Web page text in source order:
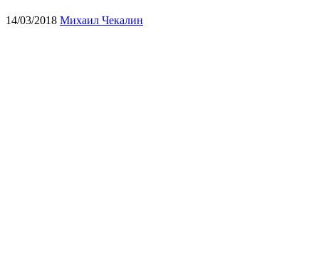
14/03/2018 Михаил Чекалин